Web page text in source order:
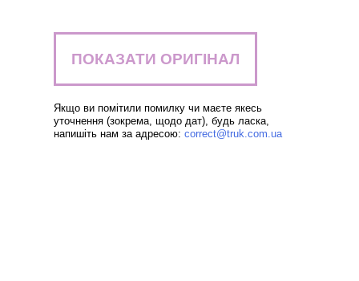
ПОКАЗАТИ ОРИГІНАЛ
Якщо ви помітили помилку чи маєте якесь
уточнення (зокрема, щодо дат), будь ласка,
напишіть нам за адресою: correct@truk.com.ua